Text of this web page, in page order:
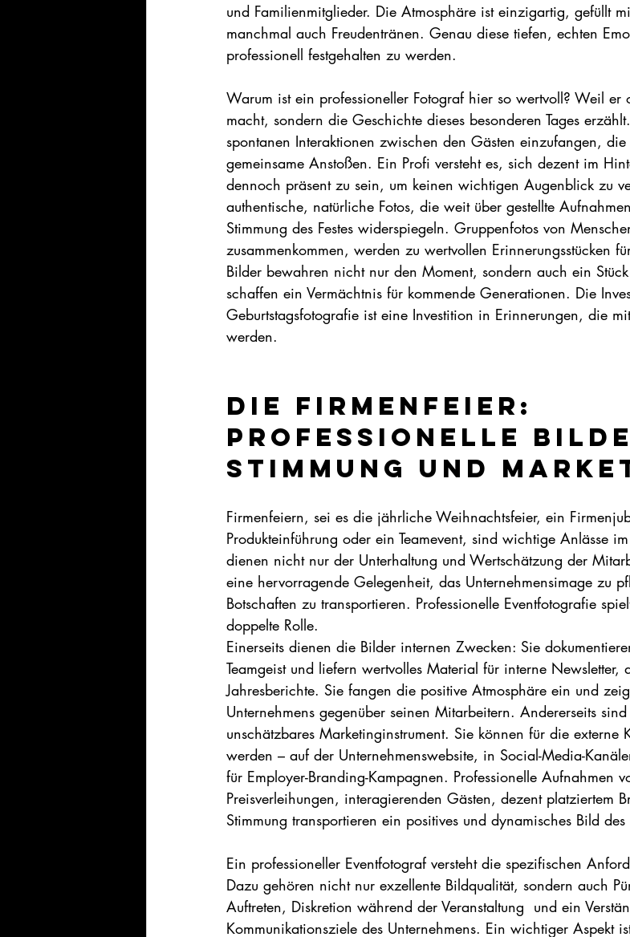
und Familienmitglieder. Die Atmosphäre ist einzigartig, gefüllt
manchmal auch Freudentränen. Genau diese tiefen, echten
professionell festgehalten zu werden.
Warum ist ein professioneller Fotograf hier so wertvoll? Weil er
macht, sondern die Geschichte dieses besonderen Tages
spontanen Interaktionen zwischen den Gästen einzufangen,
gemeinsame Anstoßen. Ein Profi versteht es, sich dezent im
dennoch präsent zu sein, um keinen wichtigen Augenblick zu
authentische, natürliche Fotos, die weit über gestellte
Stimmung des Festes widerspiegeln. Gruppenfotos von
zusammenkommen, werden zu wertvollen Erinnerungsstücken
Bilder bewahren nicht nur den Moment, sondern auch ein
schaffen ein Vermächtnis für kommende Generationen. Die
Geburtstagsfotografie ist eine Investition in Erinnerungen, die
werden.
Die Firmenfeier:
Professionelle
Stimmung und
Firmenfeiern, sei es die jährliche Weihnachtsfeier, ein
Produkteinführung oder ein Teamevent, sind wichtige Anlässe
dienen nicht nur der Unterhaltung und Wertschätzung der
eine hervorragende Gelegenheit, das Unternehmensimage zu
Botschaften zu transportieren. Professionelle Eventfotografie
doppelte Rolle.
Einerseits dienen die Bilder internen Zwecken: Sie
Teamgeist und liefern wertvolles Material für interne Newsletter,
Jahresberichte. Sie fangen die positive Atmosphäre ein und
Unternehmens gegenüber seinen Mitarbeitern. Andererseits
unschätzbares Marketinginstrument. Sie können für die externe
werden – auf der Unternehmenswebsite, in Social-Media-
für Employer-Branding-Kampagnen. Professionelle Aufnahmen
Preisverleihungen, interagierenden Gästen, dezent platziertem
Stimmung transportieren ein positives und dynamisches Bild
Ein professioneller Eventfotograf versteht die spezifischen
Dazu gehören nicht nur exzellente Bildqualität, sondern auch
Auftreten, Diskretion während der Veranstaltung  und ein
Kommunikationsziele des Unternehmens. Ein wichtiger Aspekt